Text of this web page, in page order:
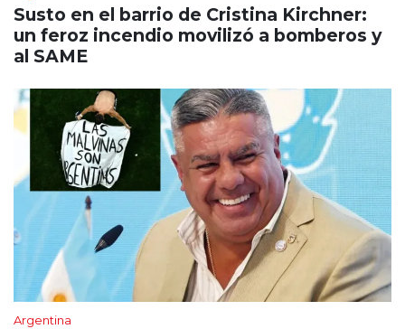
Susto en el barrio de Cristina Kirchner:
un feroz incendio movilizó a bomberos y
al SAME
Argentina